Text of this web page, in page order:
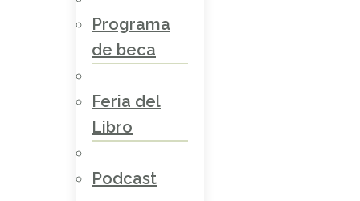
Programa
de beca
Feria del
Libro
Podcast